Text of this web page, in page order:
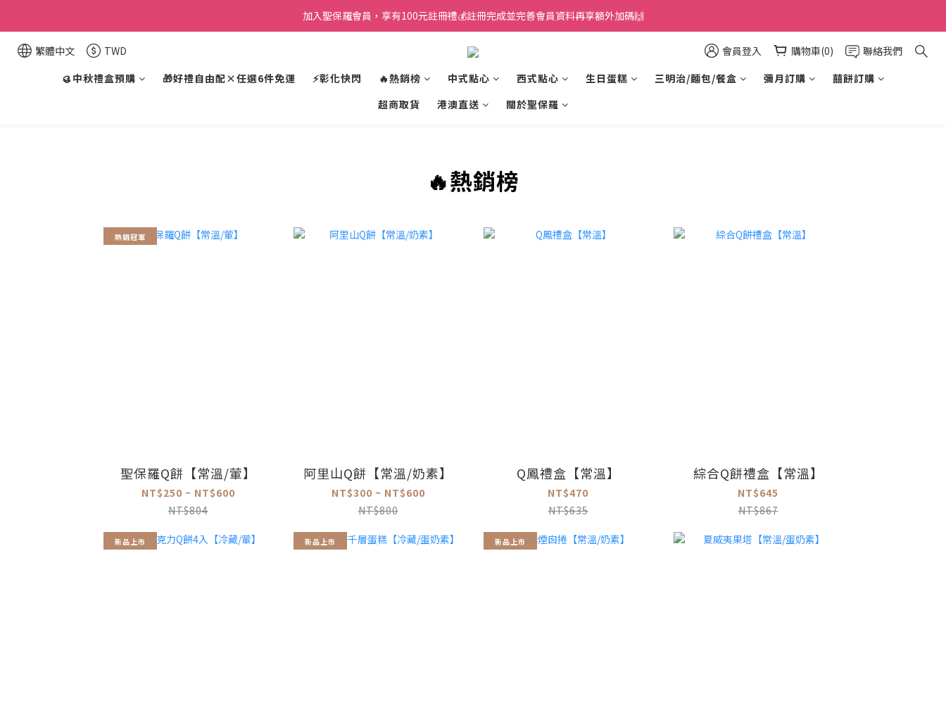
加入聖保羅會員，享有100元註冊禮💰註冊完成並完善會員資料再享額外加碼🙌
繁體中文 TWD 會員登入 購物車(0)
聯絡我們
🥮中秋禮盒預購
🎁好禮自由配×任選6件免運 ⚡彰化快閃 🔥熱銷榜 中式點心 西式點心 生日蛋糕 三明治/麵包/餐盒 彌月訂購
囍餅訂購
超商取貨
港澳直送 關於聖保羅
🔥熱銷榜
熱銷冠軍
聖保羅Q餅【常溫/葷】
NT$250 ~ NT$600
NT$804
阿里山Q餅【常溫/奶素】
NT$300 ~ NT$600
NT$800
Q鳳禮盒【常溫】
NT$470
NT$635
綜合Q餅禮盒【常溫】
NT$645
NT$867
新品上市 新品上市 新品上市